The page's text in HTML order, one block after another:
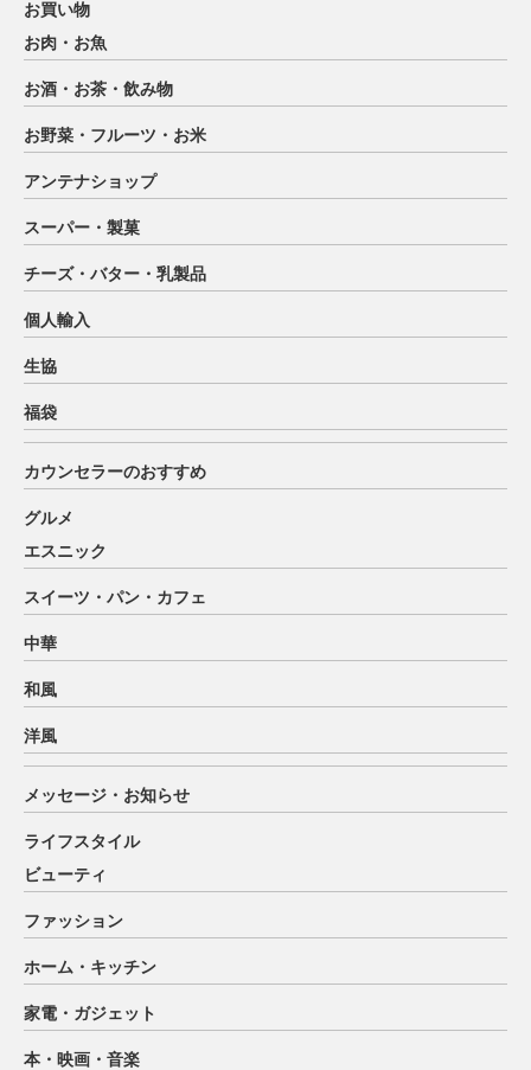
お買い物
お肉・お魚
お酒・お茶・飲み物
お野菜・フルーツ・お米
アンテナショップ
スーパー・製菓
チーズ・バター・乳製品
個人輸入
生協
福袋
カウンセラーのおすすめ
グルメ
エスニック
スイーツ・パン・カフェ
中華
和風
洋風
メッセージ・お知らせ
ライフスタイル
ビューティ
ファッション
ホーム・キッチン
家電・ガジェット
本・映画・音楽